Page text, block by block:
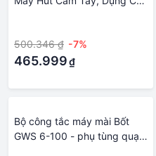
500.346 ₫ -7%
465.999₫
Bộ công tắc máy mài Bốt
GWS 6-100 - phụ tùng quạt